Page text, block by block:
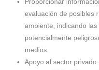
Proporcionar
evaluación de posibles
ambiente, indicando
potencialmente
medios.
Apoyo al sector